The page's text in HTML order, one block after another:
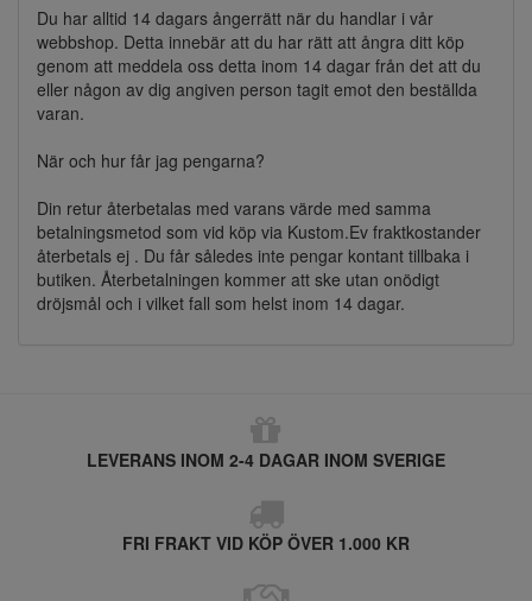
Du har alltid 14 dagars ångerrätt när du handlar i vår
webbshop. Detta innebär att du har rätt att ångra ditt köp
genom att meddela oss detta inom 14 dagar från det att du
eller någon av dig angiven person tagit emot den beställda
varan.
När och hur får jag pengarna?
Din retur återbetalas med varans värde med samma
betalningsmetod som vid köp via Kustom.Ev fraktkostander
återbetals ej . Du får således inte pengar kontant tillbaka i
butiken. Återbetalningen kommer att ske utan onödigt
dröjsmål och i vilket fall som helst inom 14 dagar.
LEVERANS INOM 2-4 DAGAR INOM SVERIGE
FRI FRAKT VID KÖP ÖVER 1.000 KR